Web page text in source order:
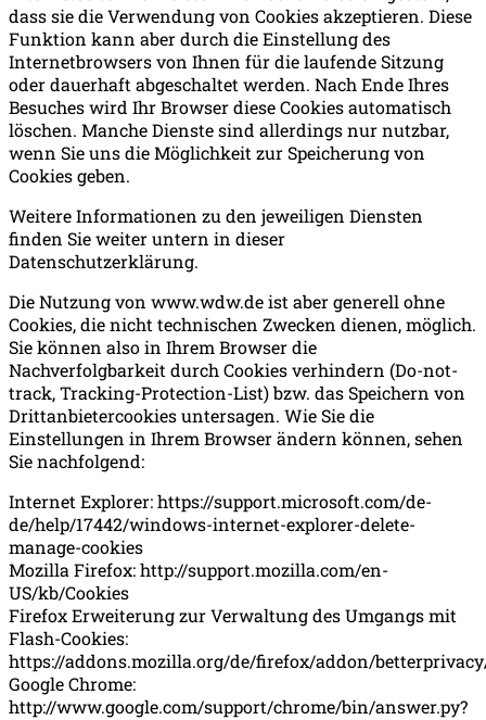
dass sie die Verwendung von Cookies akzeptieren. Diese
Funktion kann aber durch die Einstellung des
Internetbrowsers von Ihnen für die laufende Sitzung
oder dauerhaft abgeschaltet werden. Nach Ende Ihres
Besuches wird Ihr Browser diese Cookies automatisch
löschen. Manche Dienste sind allerdings nur nutzbar,
wenn Sie uns die Möglichkeit zur Speicherung von
Cookies geben.
Weitere Informationen zu den jeweiligen Diensten
finden Sie weiter untern in dieser
Datenschutzerklärung.
Die Nutzung von www.wdw.de ist aber generell ohne
Cookies, die nicht technischen Zwecken dienen, möglich.
Sie können also in Ihrem Browser die
Nachverfolgbarkeit durch Cookies verhindern (Do-not-
track, Tracking-Protection-List) bzw. das Speichern von
Drittanbietercookies untersagen. Wie Sie die
Einstellungen in Ihrem Browser ändern können, sehen
Sie nachfolgend:
Internet Explorer: https://support.microsoft.com/de-
de/help/17442/windows-internet-explorer-delete-
manage-cookies
Mozilla Firefox: http://support.mozilla.com/en-
US/kb/Cookies
Firefox Erweiterung zur Verwaltung des Umgangs mit
Flash-Cookies:
https://addons.mozilla.org/de/firefox/addon/
Google Chrome:
http://www.google.com/support/chrome/bin/answer.py?